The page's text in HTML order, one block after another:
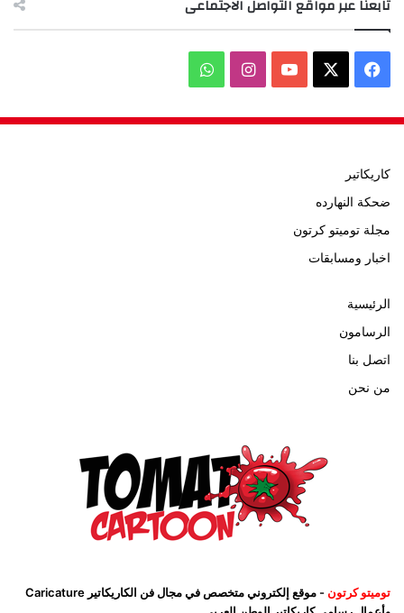
تابعنا عبر مواقع التواصل الاجتماعى
فيسبوك ‫YouTubeانستقرامواتساب
كاريكاتير
ضحكة النهارده
مجلة توميتو كرتون
اخبار ومسابقات
الرئيسية
الرسامون
اتصل بنا
من نحن
توميتو كرتون
- موقع إلكتروني متخصص في مجال فن الكاريكاتير Caricature